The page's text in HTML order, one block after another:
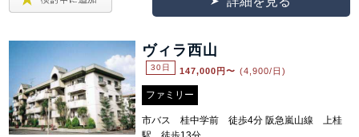
ヴィラ西山
30日 147,000 円〜 (4,900/日)
ファミリー
市バス 桂中学前 徒歩4分 阪急嵐山線 上桂